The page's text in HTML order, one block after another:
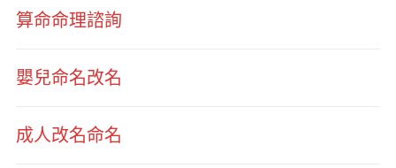
算命命理諮詢
嬰兒命名改名
成人改名命名